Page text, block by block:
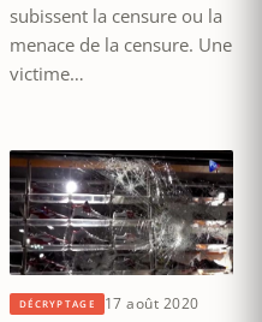
subissent la censure ou la
menace de la censure. Une
victime…
DÉCRYPTAGE 17 août 2020